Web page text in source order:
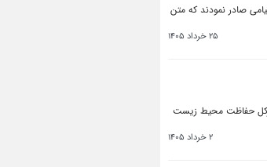
صادر نمودند که متن
25 خرداد 1405
حفاظت محیط زیست
2 خرداد 1405